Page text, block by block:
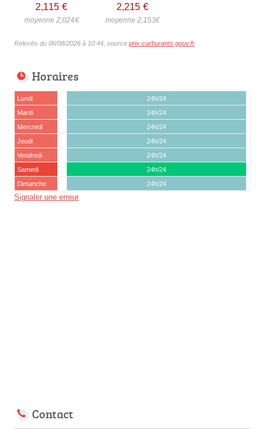
2,115 €
moyenne 2,024€
2,215 €
moyenne 2,153€
Relevés du 06/08/2026 à 10:44, source prix-carburants.gouv.fr
Horaires
Lundi
24h/24
Mardi
24h/24
Mercredi
24h/24
Jeudi
24h/24
Vendredi
24h/24
Samedi
24h/24
Dimanche
24h/24
Signaler une erreur
Contact